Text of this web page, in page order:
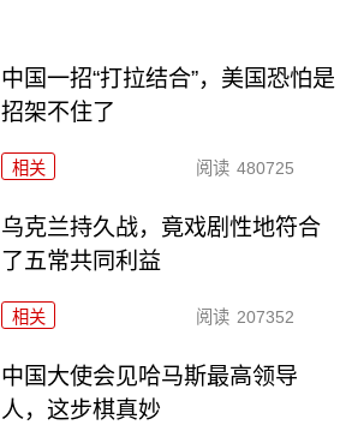
中国一招“打拉结合”，美国恐怕是
招架不住了
相关 阅读 480725
乌克兰持久战，竟戏剧性地符合
了五常共同利益
相关 阅读 207352
中国大使会见哈马斯最高领导
人，这步棋真妙